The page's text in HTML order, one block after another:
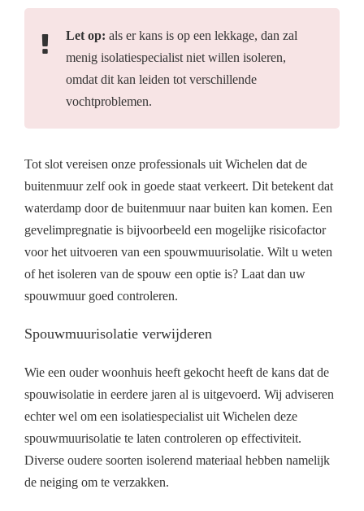
Let op: als er kans is op een lekkage, dan zal
menig isolatiespecialist niet willen isoleren,
omdat dit kan leiden tot verschillende
vochtproblemen.
Tot slot vereisen onze professionals uit Wichelen dat de
buitenmuur zelf ook in goede staat verkeert. Dit betekent dat
waterdamp door de buitenmuur naar buiten kan komen. Een
gevelimpregnatie is bijvoorbeeld een mogelijke risicofactor
voor het uitvoeren van een spouwmuurisolatie. Wilt u weten
of het isoleren van de spouw een optie is? Laat dan uw
spouwmuur goed controleren.
Spouwmuurisolatie verwijderen
Wie een ouder woonhuis heeft gekocht heeft de kans dat de
spouwisolatie in eerdere jaren al is uitgevoerd. Wij adviseren
echter wel om een isolatiespecialist uit Wichelen deze
spouwmuurisolatie te laten controleren op effectiviteit.
Diverse oudere soorten isolerend materiaal hebben namelijk
de neiging om te verzakken.